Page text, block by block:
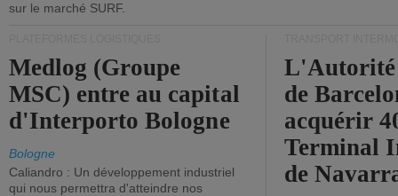
sur le marché SURF.
Medlog (Groupe
MSC) entre au capital
d'Interporto Bologne
Bologne
Caliandro : Un développement industriel
qui nous permettra d'atteindre nos
de
acquérir
Terminal
de